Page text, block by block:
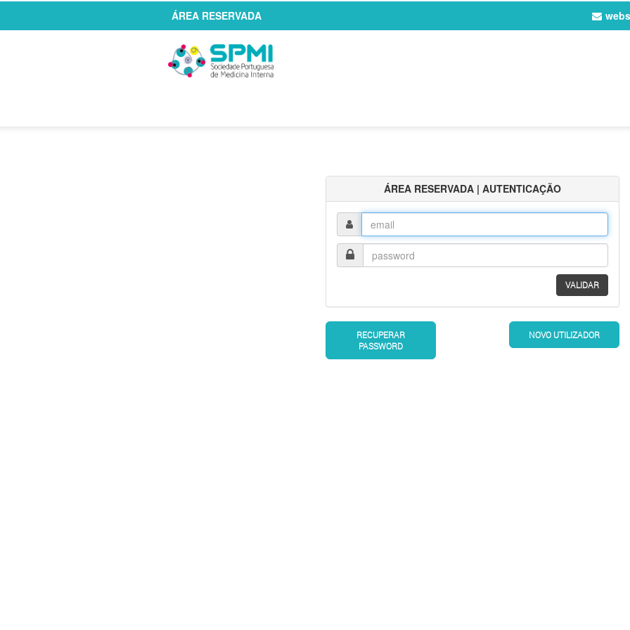
ÁREA RESERVADA
ÁREA RESERVADA | AUTENTICAÇÃO
Login
Password
VALIDAR
RECUPERAR
PASSWORD
NOVO UTILIZADOR